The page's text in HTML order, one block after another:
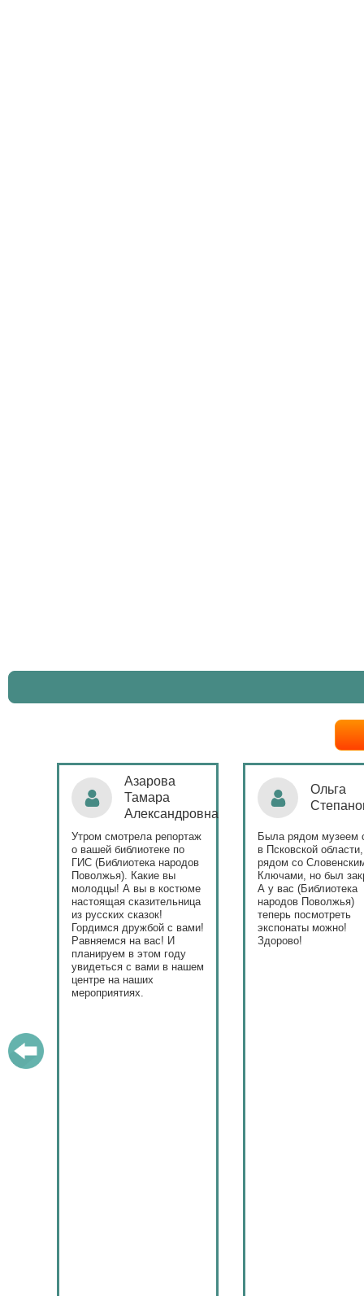
Ольга
Степанова
Была рядом музеем сето
в Псковской области,
рядом со Словенскими
Ключами, но был закрыт.
А у вас (Библиотека
народов Поволжья)
теперь посмотреть
экспонаты можно!
Здорово!
Наталья
Поздравляю
народов Поволжья с
уникальным стартом
тематического года!
и остальные
приносят людям